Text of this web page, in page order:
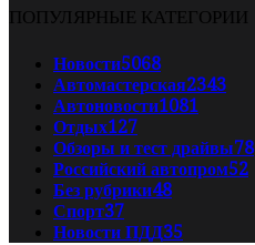
ПОПУЛЯРНЫЕ КАТЕГОРИИ
Новости5068
Автомастерская2343
Автоновости1081
Отдых127
Обзоры и тест драйвы78
Российский автопром52
Без рубрики48
Спорт37
Новости ПДД35